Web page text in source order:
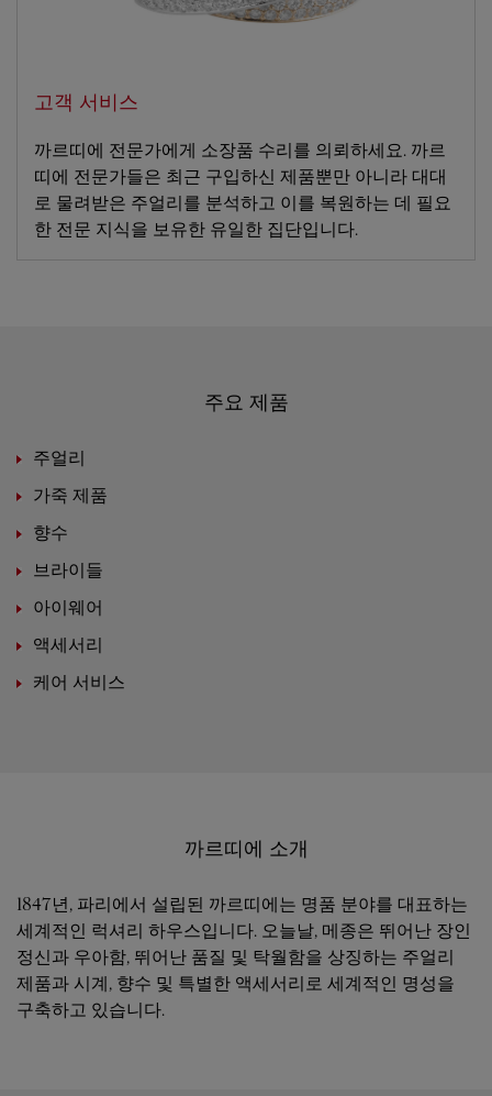
고객 서비스
까르띠에 전문가에게 소장품 수리를 의뢰하세요. 까르
띠에 전문가들은 최근 구입하신 제품뿐만 아니라 대대
로 물려받은 주얼리를 분석하고 이를 복원하는 데 필요
한 전문 지식을 보유한 유일한 집단입니다.
주요 제품
주얼리
가죽 제품
향수
브라이들
아이웨어
액세서리
케어 서비스
까르띠에 소개
1847년, 파리에서 설립된 까르띠에는 명품 분야를 대표하는
세계적인 럭셔리 하우스입니다. 오늘날, 메종은 뛰어난 장인
정신과 우아함, 뛰어난 품질 및 탁월함을 상징하는 주얼리
제품과 시계, 향수 및 특별한 액세서리로 세계적인 명성을
구축하고 있습니다.